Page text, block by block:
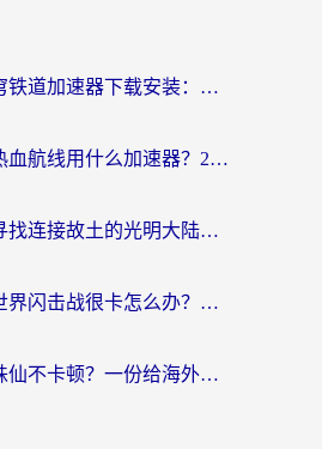
海外崩坏：星穹铁道加速器下载安装：一份给游子的终极网络指南
境外玩航海王热血航线用什么加速器？2026海外玩家实测最优方案（附欧洲问道堡垒前线加速技巧）
在异国他乡，寻找连接故土的光明大陆免费加速器
在海外玩坦克世界闪击战很卡怎么办？老玩家亲测有效的加速器选择指南
欧洲怎么玩新诛仙不卡顿？一份给海外游子的国服游戏畅玩指南